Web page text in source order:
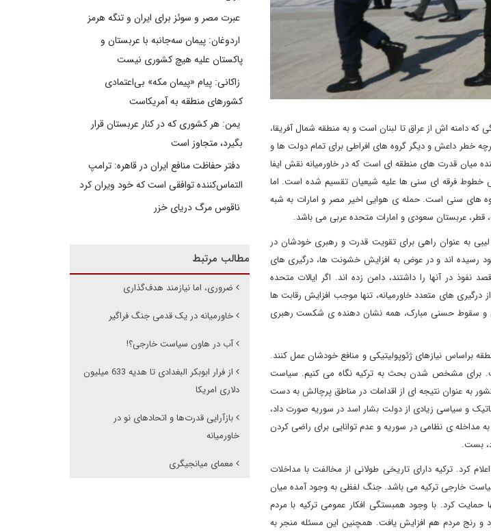
که دامنه اش از عراق تا لبنان است و به منطقه شمال آفریقا،
خطر داعش و دیگر گروه های افراطی برای تمام دولت ها و
میان قدرت های منطقه ای است که در خاورمیانه نقش ایفا
خطوط فرقه ای سنی ها علیه شیعیان تقسیم شده است. اما
های سنی است. حمله ی هوایی اخیر مصر و امارات به شبه
قطر، عربستان سعودی و امارات متحده عربی می باشد.
به عنوان راهی برای تقویت قدرت و رهبری خودشان در
رسیده اند و در عوض به افزایش خشونت ها، درگیری های
در آنها را داشتند، دامن زده اند. اگر ایالات متحده
درگیری های متعدد خاورمیانه، تنها موجب افزایش رقابت ها
و سقوط حسنی مبارک، همه نشان دهنده ی شکست رهبری
براساس نیازهای ژئوپولیتیکی و منافع خودشان عمل کنند.
برای مشخص شدن بحث به ترکیه نگاه می کنیم. سیاست
به عنوان نتیجه ای از اقدامات در مناطق پرچالش به دست
رسید، حمایت های مالی، دیپلماتیک و سیاسی زیادی از دولت بشار اسد در سوریه صورت داد،
مداخله ی نظامی در سوریه و عدم توانایی برای راضی کردن
بست.
این اقدام را اعلام کرد. ترکیه دارای تاریخی طولانی از مخالفت با مداخلات
خارجی ترکیه می باشد. جنگ لفظی به وجود آمده میان
حمایت کرد. با وجود همبستگی افکار عمومی ترکیه با مردم
و رنج مردم هم افزایش یافت. همچنین این مسئله منجر به
عبرت مصر و سوئز برای ایران و تنگه هرمز
اردوغان: پیمان سه‌جانبه با عربستان و
پاکستان علیه هیچ کشوری نیست
زاکانی: پیام «پیمان مکه» بی‌اعتمادی
کشورهای منطقه به آمریکاست
یمن: هر کشوری که در کنار عربستان قرار
بگیرد، متجاوز است
دفتر حفاظت منافع ایران در قاهره: ترامپ
التماس‌کننده توافقی است که خود ویران کرد
ناقوس مرگ دریای خزر
مطالب مرتبط
ضروری، اما نیازمند هدف‌گذاری
خاورمیانه در یک قدمی جنگ فراگیر
آب در هاون سیاست خارجی؟!
از فرار ابوبکر البغدادی تا هدیه 633 میلیون
دلاری امریکا
بازآرایی قدرت‌ها و اتحادهای نو در
خاورمیانه
معمای میانجیگری